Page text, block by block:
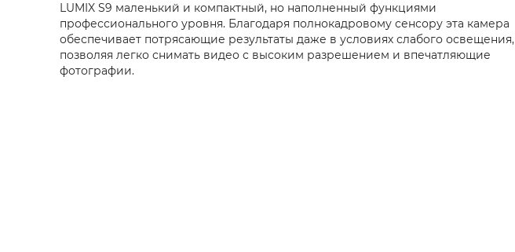
LUMIX S9 маленький и компактный, но наполненный функциями
профессионального уровня. Благодаря полнокадровому сенсору эта камера
обеспечивает потрясающие результаты даже в условиях слабого освещения,
позволяя легко снимать видео с высоким разрешением и впечатляющие
фотографии.